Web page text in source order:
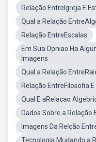
Relação EntreIgreja E
Qual a Relação
Relação EntreEscalas
Em Sua Opniao Ha
Imagens
Qual a Relação
Relação EntreFilosofia E
Qual E aRelacao
Dados Sobre a Relação
Imagens Da Relção
Tecnologia Mudando a